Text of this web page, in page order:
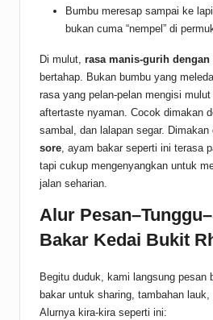
Bumbu meresap sampai ke
bukan cuma “nempel” di
Di mulut, rasa manis-gurih
bertahap. Bukan bumbu yang
rasa yang pelan-pelan mengisi
aftertaste nyaman. Cocok dimakan
sambal, dan lalapan segar. Dimakan
sore, ayam bakar seperti ini terasa
tapi cukup mengenyangkan untuk
jalan seharian.
Alur
Bakar Kedai Bukit
Begitu duduk, kami langsung pesan
bakar untuk sharing, tambahan
Alurnya kira-kira seperti ini: